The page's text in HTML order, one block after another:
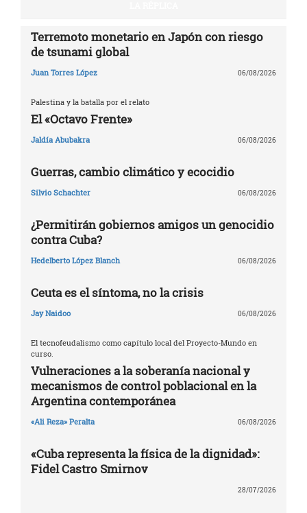
Terremoto monetario en Japón con riesgo
de tsunami global
Juan Torres López 06/08/2026
Palestina y la batalla por el relato
El «Octavo Frente»
Jaldía Abubakra 06/08/2026
Guerras, cambio climático y ecocidio
Silvio Schachter 06/08/2026
¿Permitirán gobiernos amigos un genocidio
contra Cuba?
Hedelberto López Blanch 06/08/2026
Ceuta es el síntoma, no la crisis
Jay Naidoo 06/08/2026
El tecnofeudalismo como capítulo local del Proyecto-Mundo en
curso.
Vulneraciones a la soberanía nacional y
mecanismos de control poblacional en la
Argentina contemporánea
«Ali Reza» Peralta 06/08/2026
«Cuba representa la física de la dignidad»:
Fidel Castro Smirnov
28/07/2026